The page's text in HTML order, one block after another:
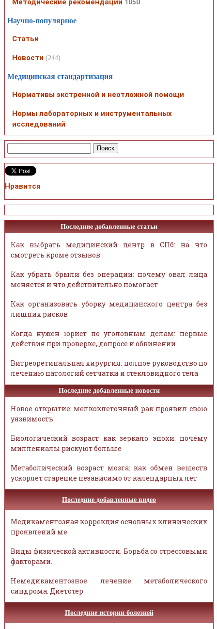
Методические рекомендации 1050
Научно-популярное
Статьи
Новости (244)
Медицинская стандартизация
Нормативы экстренной и неотложной помощи
Нормы лабораторных и инструментальных
исследований
Нравится
Последние добавленные статьи
Как выбрать медицинский центр в СПб: на что
смотреть кроме отзывов
Как убрать брыли без операции: почему овал лица
меняется и что действительно помогает
Как организовать уборку медицинского центра без
лишних рисков
Когда нужен юрист по уголовным делам: первые
действия при проверке, допросе и обвинении
Витреоретинальная хирургия: полное руководство по
лечению патологий сетчатки и стекловидного тела
Последние добавленные новости
Новое открытие: мелкоклеточный рак проявил свою
уязвимость
Биологический возраст как зеркало эпохи: почему
миллениалы рискуют больше
Метаболический возраст мозга: как обмен веществ
ускоряет старение независимо от календарных лет
Последние добавленные видео
Медикаментозная коррекция основных клинических
проявлений ме
Виды физической активности. Борьба со стрессовыми
факторами.
Немедикаментозное лечение метаболического
синдрома. Диетотер
Последние истории болезней